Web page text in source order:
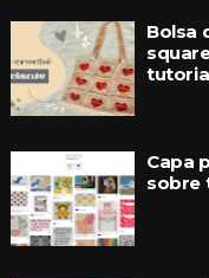
Bolsa
Capa
sobre